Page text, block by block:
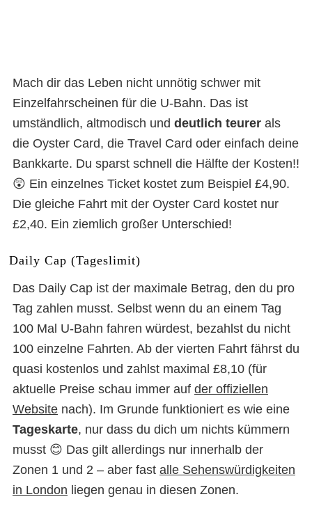
Mach dir das Leben nicht unnötig schwer mit
Einzelfahrscheinen für die U-Bahn. Das ist
umständlich, altmodisch und deutlich teurer als
die Oyster Card, die Travel Card oder einfach deine
Bankkarte. Du sparst schnell die Hälfte der Kosten!!
😲 Ein einzelnes Ticket kostet zum Beispiel £4,90.
Die gleiche Fahrt mit der Oyster Card kostet nur
£2,40. Ein ziemlich großer Unterschied!
Daily Cap (Tageslimit)
Das Daily Cap ist der maximale Betrag, den du pro
Tag zahlen musst. Selbst wenn du an einem Tag
100 Mal U-Bahn fahren würdest, bezahlst du nicht
100 einzelne Fahrten. Ab der vierten Fahrt fährst du
quasi kostenlos und zahlst maximal £8,10 (für
aktuelle Preise schau immer auf der offiziellen
Website nach). Im Grunde funktioniert es wie eine
Tageskarte, nur dass du dich um nichts kümmern
musst 😊 Das gilt allerdings nur innerhalb der
Zonen 1 und 2 – aber fast alle Sehenswürdigkeiten
in London liegen genau in diesen Zonen.